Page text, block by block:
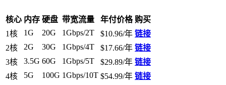
核心 内存 硬盘 带宽流量 年付价格 购买
1核
1G 20G 1Gbps/2T $10.96/年 链接
2核
2G 30G 1Gbps/4T $17.66/年 链接
3核
3.5G 60G 1Gbps/5T $29.89/年 链接
4核
5G 100G 1Gbps/10T $54.99/年 链接